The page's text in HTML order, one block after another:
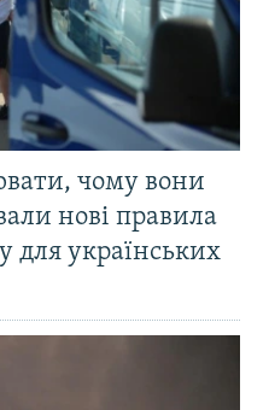
чому вони
нові правила
для українських